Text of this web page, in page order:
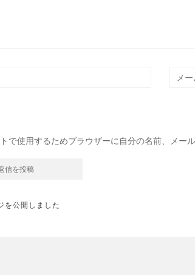
で使用するためブラウザーに自分の名前、メー
を公開しました